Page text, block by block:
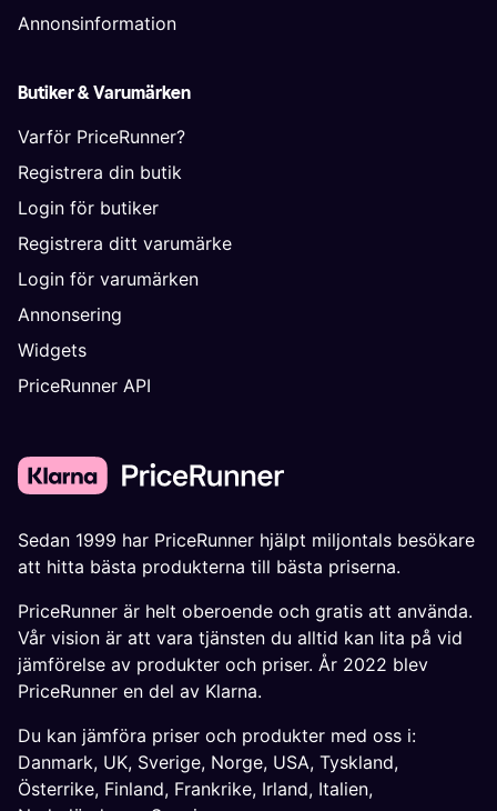
Annonsinformation
Butiker & Varumärken
Varför PriceRunner?
Registrera din butik
Login för butiker
Registrera ditt varumärke
Login för varumärken
Annonsering
Widgets
PriceRunner API
Sedan 1999 har PriceRunner hjälpt miljontals besökare
att hitta bästa produkterna till bästa priserna.
PriceRunner är helt oberoende och gratis att använda.
Vår vision är att vara tjänsten du alltid kan lita på vid
jämförelse av produkter och priser. År 2022 blev
PriceRunner en del av Klarna.
Du kan jämföra priser och produkter med oss i:
Danmark, UK, Sverige, Norge, USA, Tyskland,
Österrike, Finland, Frankrike, Irland, Italien,